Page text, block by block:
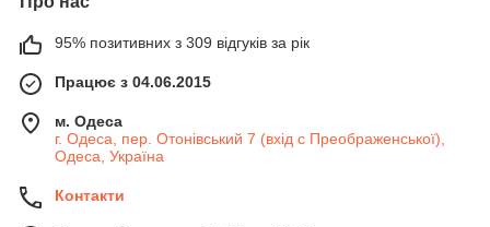
95% позитивних з 309 відгуків за рік
Працює з 04.06.2015
м. Одеса
г. Одеса, пер. Отонівський 7 (вхід с Преображенської),
Одеса, Україна
Контакти